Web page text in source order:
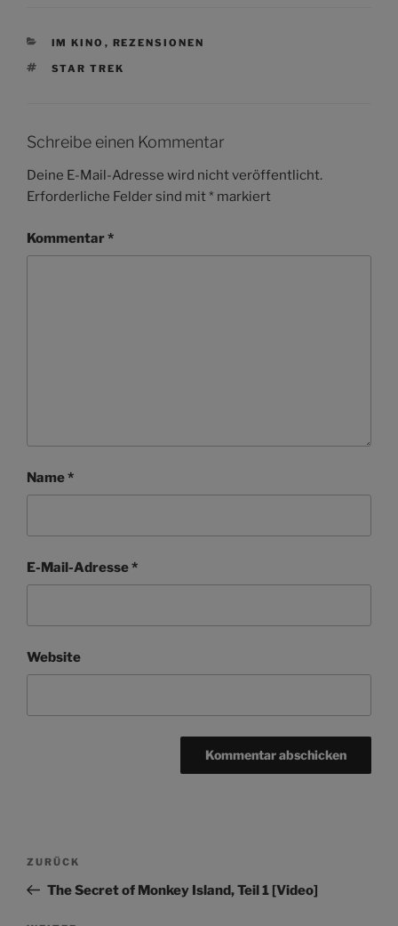
KATEGORIEN
IM KINO , REZENSIONEN
SCHLAGWÖRTER
STAR TREK
Schreibe einen Kommentar
Deine E-Mail-Adresse wird nicht veröffentlicht.
Erforderliche Felder sind mit* markiert
Kommentar*
Name*
E-Mail-Adresse*
Website
Beitragsnavigation
Vorheriger
Beitrag
ZURÜCK
The Secret of Monkey Island, Teil 1 [Video]